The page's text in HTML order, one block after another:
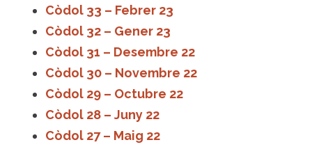
Còdol 33 – Febrer 23
Còdol 32 – Gener 23
Còdol 31 – Desembre 22
Còdol 30 – Novembre 22
Còdol 29 – Octubre 22
Còdol 28 – Juny 22
Còdol 27 – Maig 22